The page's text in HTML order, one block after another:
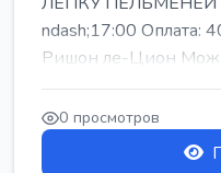
ndash;17:00 Оплата:
Ришон ле-Цион
0 просмотров